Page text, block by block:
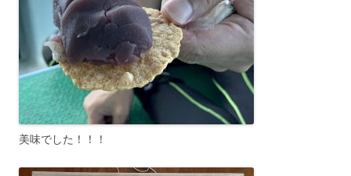
美味でした！！！